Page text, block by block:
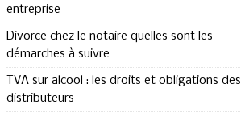
entreprise
Divorce chez le notaire quelles sont les
démarches à suivre
TVA sur alcool : les droits et obligations des
distributeurs